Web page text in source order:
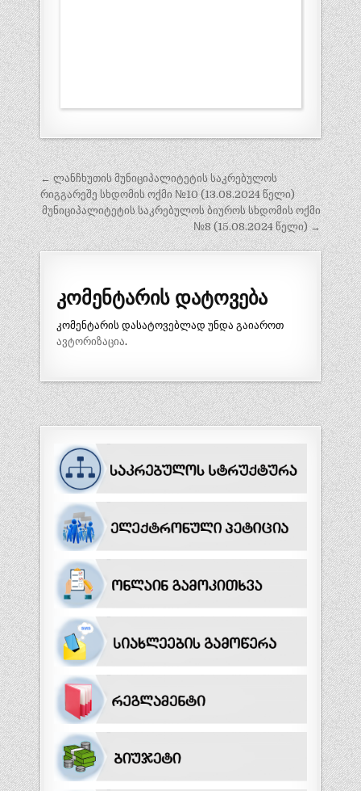
პოსტის
ნავიგაცია
← ლანჩხუთის მუნიციპალიტეტის საკრებულოს
რიგგარეშე სხდომის ოქმი №10 (13.08.2024 წელი)
მუნიციპალიტეტის საკრებულოს ბიუროს სხდომის ოქმი
№8 (15.08.2024 წელი) →
კომენტარის დატოვება
კომენტარის დასატოვებლად უნდა გაიაროთ
ავტორიზაცია.